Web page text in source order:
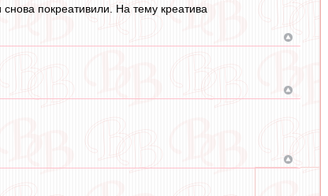
покреативили. На тему креатива